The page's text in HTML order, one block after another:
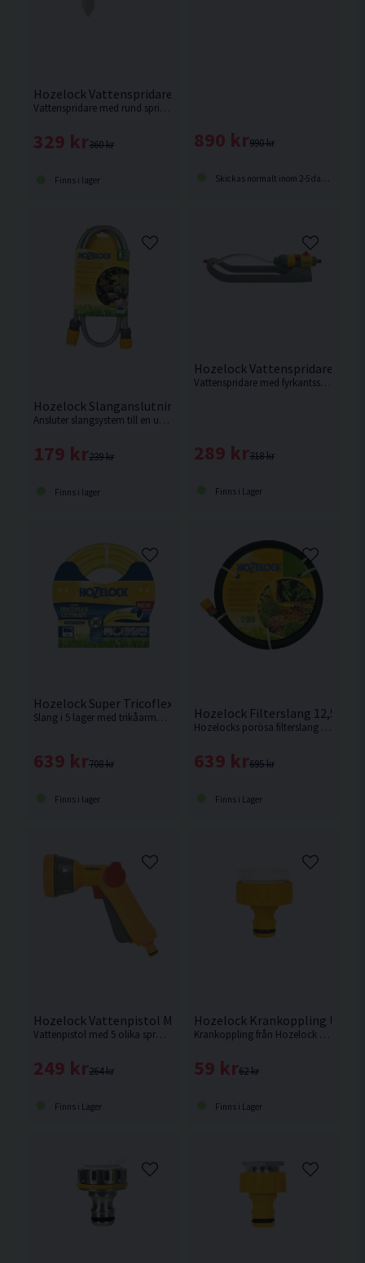
Hozelock Vattenspridare Plus 314m2
Vattenspridare med rund spridning och spjutfäste från Hozelock
360 kr
329 kr
Finns i lager
990 kr
890 kr
Skickas normalt inom 2-5 dagar
Hozelock Slanganslutningsset 1,5m
Ansluter slangsystem till en utsides kran.
239 kr
179 kr
Finns i lager
Hozelock Vattenspridare Plus
Vattenspridare med fyrkantsspridning från Hozelock
318 kr
289 kr
Finns i Lager
Hozelock Super Tricoflex Ultimate Vattenslang 12,5mm
Slang i 5 lager med trikåarmerad förstärkning. 30 års garanti!
708 kr
639 kr
Finns i lager
Hozelock Filterslang 12,5mm
Hozelocks porösa filterslang är lätt att använda och ett av de enklaste sätten att skapa ett bevattningssystem var som helst i trädgården.
695 kr
639 kr
Finns i Lager
Hozelock Vattenpistol Multispray
Vattenpistol med 5 olika sprutmönster från Hozelock
264 kr
249 kr
Finns i Lager
Hozelock Krankoppling
Krankoppling från Hozelock med adapter för att passa till både 21 mm och 26,5mm (1/2″ BSP och 3/4″ BSP) för gängade utomhuskranar.
62 kr
59 kr
Finns i Lager